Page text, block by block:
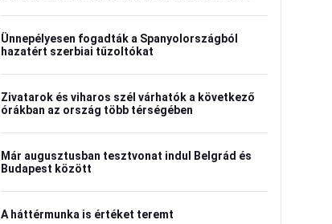
Ünnepélyesen fogadták a Spanyolországból
hazatért szerbiai tűzoltókat
Zivatarok és viharos szél várhatók a következő
órákban az ország több térségében
Már augusztusban tesztvonat indul Belgrád és
Budapest között
A háttérmunka is értéket teremt